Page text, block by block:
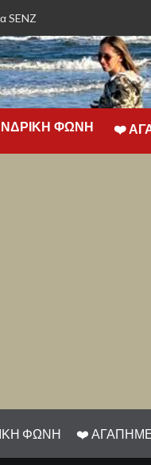
SENZ
ΦΩΝΗ ❤️️
ΦΩΝΗ ❤️️